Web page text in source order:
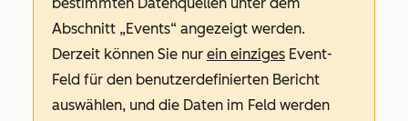
Abschnitt „Events“ angezeigt werden.
Derzeit können Sie nur ein einziges Event-
Feld für den benutzerdefinierten Bericht
auswählen, und die Daten im Feld werden